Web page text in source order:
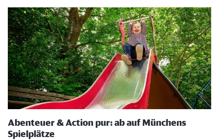
Abenteuer & Action pur: ab auf Münchens
Spielplätze